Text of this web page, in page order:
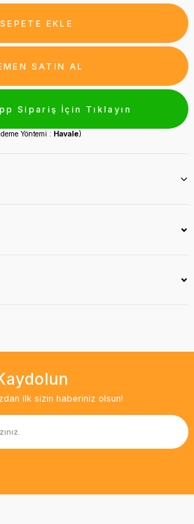
SEPETE EKLE
SATIN AL
Sipariş İçin Tıklayın
Yöntemi : Havale)
ilk sizin haberiniz olsun!